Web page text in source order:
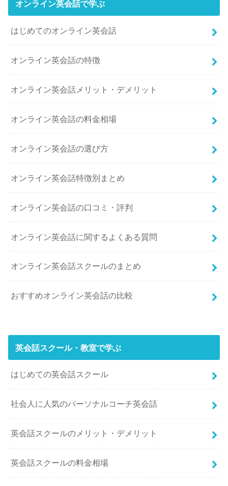
オンライン英会話で学ぶ
はじめてのオンライン英会話
オンライン英会話の特徴
オンライン英会話メリット・デメリット
オンライン英会話の料金相場
オンライン英会話の選び方
オンライン英会話特徴別まとめ
オンライン英会話の口コミ・評判
オンライン英会話に関するよくある質問
オンライン英会話スクールのまとめ
おすすめオンライン英会話の比較
英会話スクール・教室で学ぶ
はじめての英会話スクール
社会人に人気のパーソナルコーチ英会話
英会話スクールのメリット・デメリット
英会話スクールの料金相場